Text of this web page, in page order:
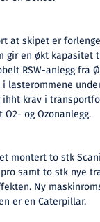
at skipet er
gir en økt kapasitet
RSW-anlegg fra
lasterommene
krav i
og Ozonanlegg.
montert to stk
samt to stk nye
Ny
er en Caterpillar.